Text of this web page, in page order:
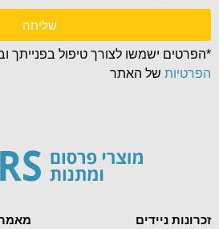
זכרונות ניידים
שליחה
*הפרטים ישמשו לצורך טיפול בפנייתך
הפרטיות של האתר